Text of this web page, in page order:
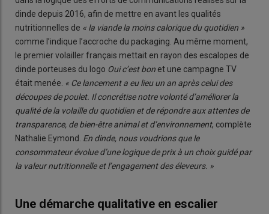
dinde depuis 2016, afin de mettre en avant les qualités
nutritionnelles de « la viande la moins calorique du quotidien »
comme l’indique l’accroche du packaging. Au même moment,
le premier volailler français mettait en rayon des escalopes de
dinde porteuses du logo Oui c’est bon et une campagne TV
était menée. « Ce lancement a eu lieu un an après celui des
découpes de poulet. Il concrétise notre volonté d’améliorer la
qualité de la volaille du quotidien et de répondre aux attentes de
transparence, de bien-être animal et d’environnement, complète
Nathalie Eymond. En dinde, nous voudrions que le
consommateur évolue d’une logique de prix à un choix guidé par
la valeur nutritionnelle et l’engagement des éleveurs. »
Une démarche qualitative en escalier